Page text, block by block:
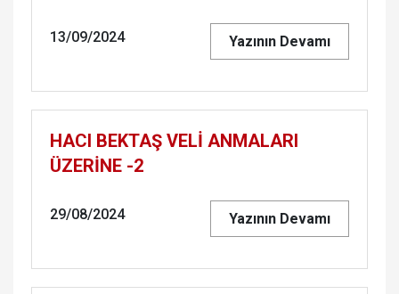
13/09/2024 Yazının Devamı
HACI BEKTAŞ VELİ ANMALARI
ÜZERİNE -2
29/08/2024 Yazının Devamı